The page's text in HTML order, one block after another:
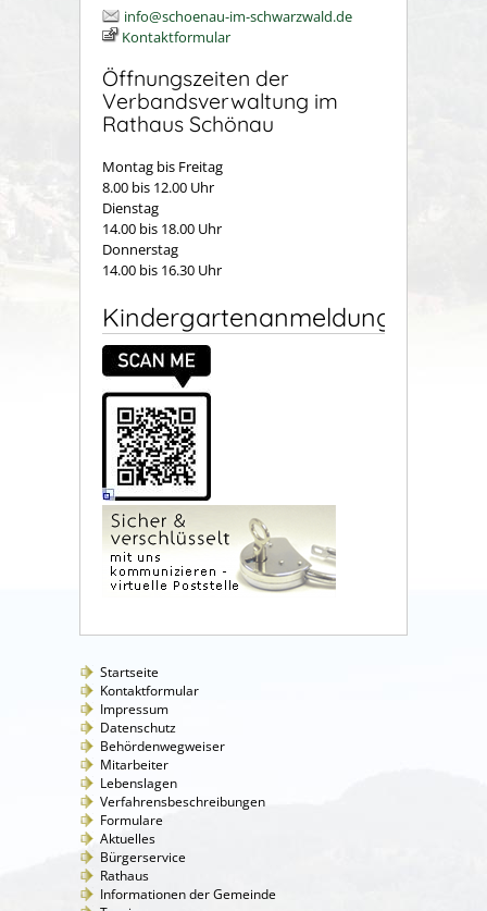
info@schoenau-im-schwarzwald.de
Kontaktformular
Öffnungszeiten der
Verbandsverwaltung im
Rathaus Schönau
Montag bis Freitag
8.00 bis 12.00 Uhr
Dienstag
14.00 bis 18.00 Uhr
Donnerstag
14.00 bis 16.30 Uhr
Kindergartenanmeldung
Startseite
Kontaktformular
Impressum
Datenschutz
Behördenwegweiser
Mitarbeiter
Lebenslagen
Verfahrensbeschreibungen
Formulare
Aktuelles
Bürgerservice
Rathaus
Informationen der Gemeinde